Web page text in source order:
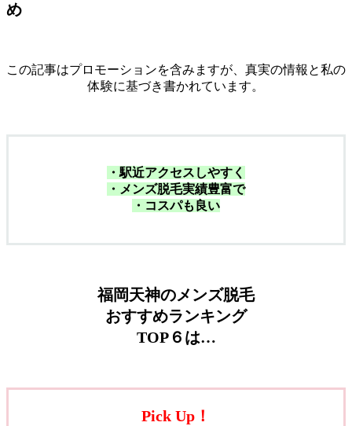
め
この記事はプロモーションを含みますが、真実の情報と私の
体験に基づき書かれています。
・駅近アクセスしやすく
・メンズ脱毛実績豊富で
・コスパも良い
福岡天神のメンズ脱毛
おすすめランキング
TOP６は…
Pick Up！